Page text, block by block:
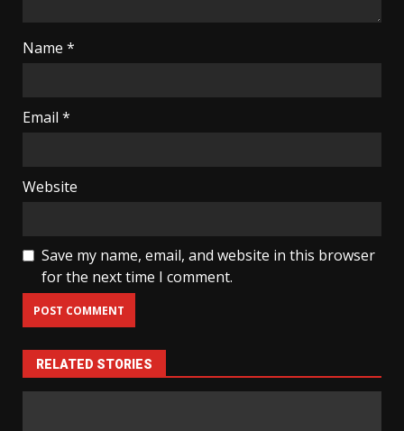
Name *
Email *
Website
Save my name, email, and website in this browser
for the next time I comment.
RELATED STORIES